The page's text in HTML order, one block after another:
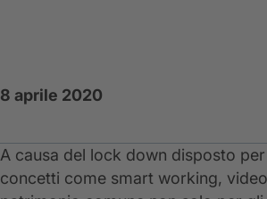
8 aprile 2020
A causa del lock down disposto
concetti come smart working,